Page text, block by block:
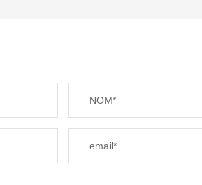
COMMERCES
NOM*
email*